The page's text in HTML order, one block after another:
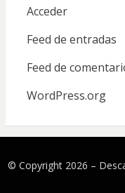
Acceder
Feed de entradas
Feed de
WordPress.org
© Copyright 2026 –